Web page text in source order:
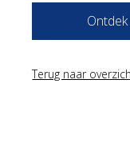
Terug naar